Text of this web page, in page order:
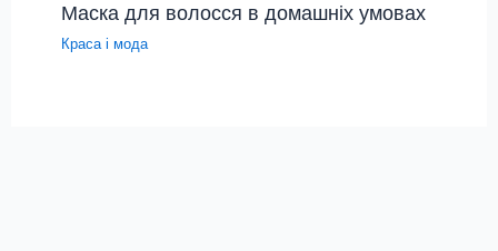
Маска для волосся в домашніх умовах
Краса і мода